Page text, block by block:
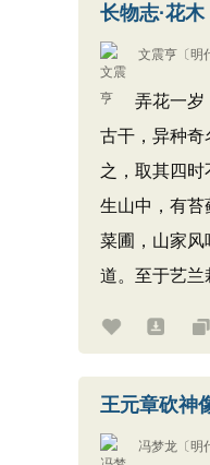
长物志·花木
文震亨 〔明
弄花一岁，
古干，异种奇
之，取其四
生山中，有苔
菜圃，山家风
道。至于艺兰
王元章砍神
冯梦龙 〔明